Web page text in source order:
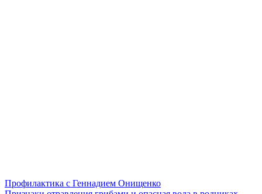
Профилактика с Геннадием Онищенко